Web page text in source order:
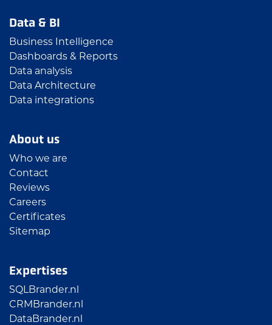
Data & BI
Business Intelligence
Dashboards & Reports
Data analysis
Data Architecture
Data integrations
About us
Who we are
Contact
Reviews
Careers
Certificates
Sitemap
Expertises
SQLBrander.nl
CRMBrander.nl
DataBrander.nl